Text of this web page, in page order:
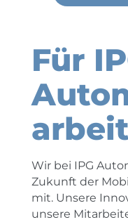
Für
Wir bei IPG
Zukunft der
mit. Unsere
unsere